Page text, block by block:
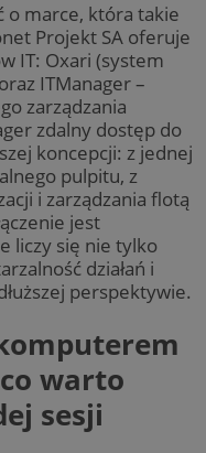
marce, która takie
Projekt SA oferuje
IT: Oxari (system
ITManager –
zarządzania
zdalny dostęp do
koncepcji: z jednej
pulpitu, z
i zarządzania flotą
jest
liczy się nie tylko
działań i
perspektywie.
warto
sesji